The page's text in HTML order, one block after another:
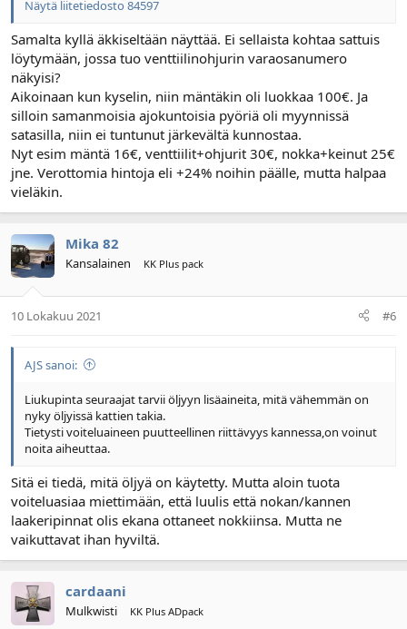
Näytä liitetiedosto 84597
Samalta kyllä äkkiseltään näyttää. Ei sellaista kohtaa sattuis
löytymään, jossa tuo venttiilinohjurin varaosanumero
näkyisi?
Aikoinaan kun kyselin, niin mäntäkin oli luokkaa 100€. Ja
silloin samanmoisia ajokuntoisia pyöriä oli myynnissä
satasilla, niin ei tuntunut järkevältä kunnostaa.
Nyt esim mäntä 16€, venttiilit+ohjurit 30€, nokka+keinut 25€
jne. Verottomia hintoja eli +24% noihin päälle, mutta halpaa
vieläkin.
Mika 82
Kansalainen KK Plus pack
10 Lokakuu 2021 #6
AJS sanoi:
Liukupinta seuraajat tarvii öljyyn lisäaineita, mitä vähemmän on
nyky öljyissä kattien takia.
Tietysti voiteluaineen puutteellinen riittävyys kannessa,on voinut
noita aiheuttaa.
Sitä ei tiedä, mitä öljyä on käytetty. Mutta aloin tuota
voiteluasiaa miettimään, että luulis että nokan/kannen
laakeripinnat olis ekana ottaneet nokkiinsa. Mutta ne
vaikuttavat ihan hyviltä.
cardaani
Mulkwisti KK Plus ADpack